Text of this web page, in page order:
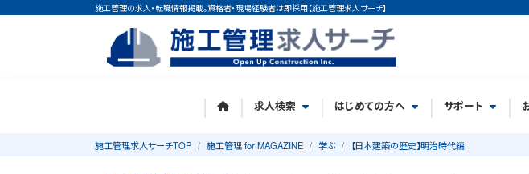
施工管理の求人・転職情報掲載。資格者・現場経験者は即採用【施工管理求人サーチ】
求人検索 はじめての方へ サポート
施工管理求人サーチTOP 施工管理 for MAGAZINE 学ぶ 【日本建築の歴史】明治時代編